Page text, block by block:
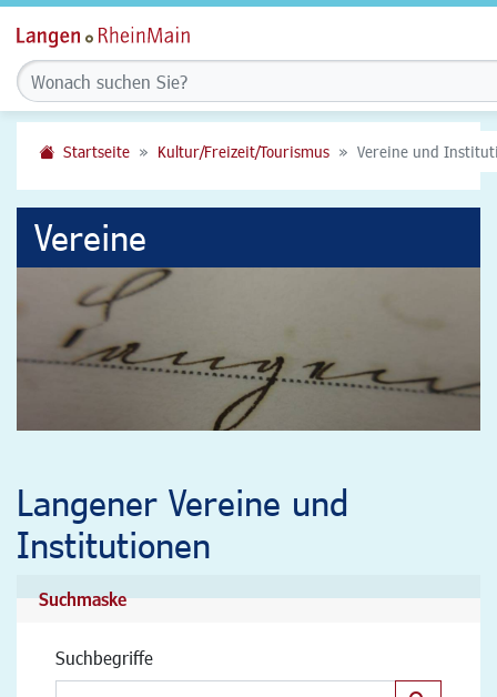
Startseite Kultur/Freizeit/Tourismus Vereine und
Vereine
Langener Vereine und
Institutionen
Suchmaske
Suchbegriffe